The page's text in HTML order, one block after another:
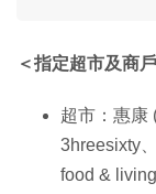
＜指定超市及商
超市：惠康
3hreesixty
food &